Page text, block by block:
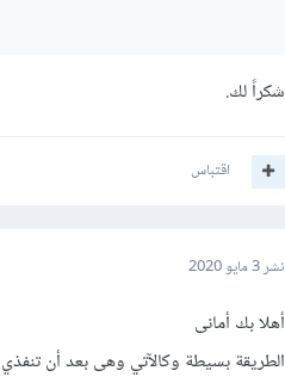
شكراً لك.
اقتباس
نشر3 مايو 2020
أهلا بك أمانى